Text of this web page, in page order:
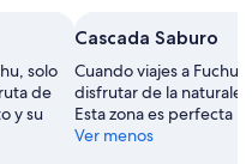
solo
de
y su
Cascada Saburo
Cuando viajes a Fuchu,
disfrutar de la
Esta zona es perfecta
Ver menos